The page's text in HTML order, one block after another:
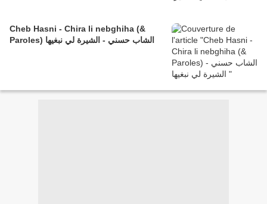
Cheb Hasni - Chira li nebghiha (&
Paroles) الشاب حسني - الشيرة لي نبغيها